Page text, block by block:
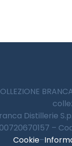
Distillerie
–
Cookie–